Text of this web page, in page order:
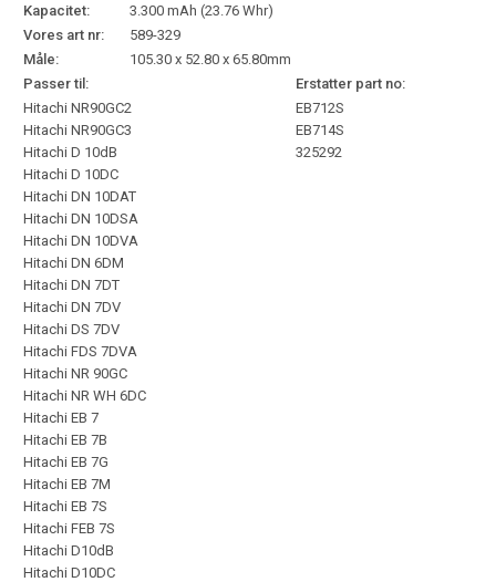
Kapacitet:
3.300 mAh (23.76 Whr)
Vores art nr:
589-329
Måle:
105.30 x 52.80 x 65.80mm
Passer til:
Erstatter part no:
Hitachi NR90GC2
Hitachi NR90GC3
Hitachi D 10dB
Hitachi D 10DC
Hitachi DN 10DAT
Hitachi DN 10DSA
Hitachi DN 10DVA
Hitachi DN 6DM
Hitachi DN 7DT
Hitachi DN 7DV
Hitachi DS 7DV
Hitachi FDS 7DVA
Hitachi NR 90GC
Hitachi NR WH 6DC
Hitachi EB 7
Hitachi EB 7B
Hitachi EB 7G
Hitachi EB 7M
Hitachi EB 7S
Hitachi FEB 7S
Hitachi D10dB
Hitachi D10DC
EB712S
EB714S
325292